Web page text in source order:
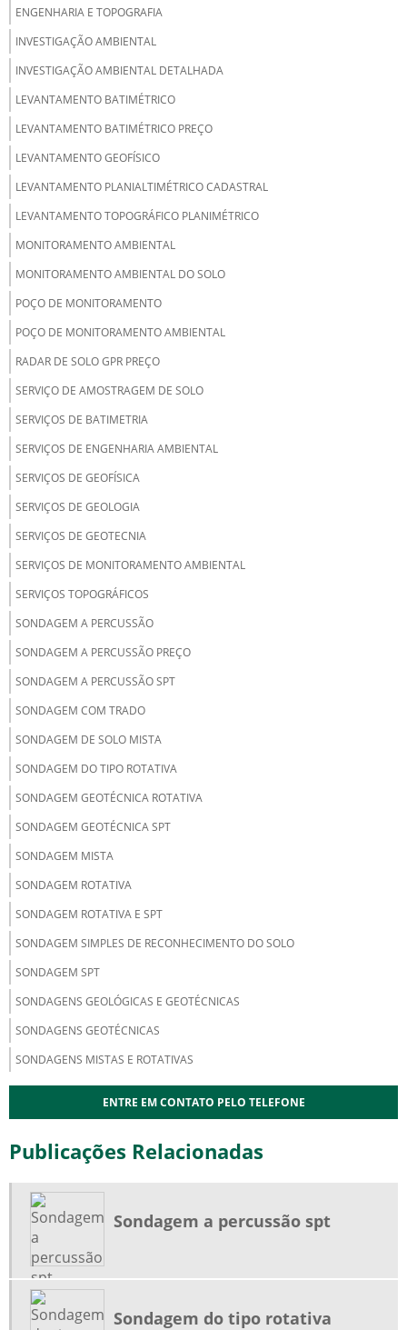
ENGENHARIA E TOPOGRAFIA
INVESTIGAÇÃO AMBIENTAL
INVESTIGAÇÃO AMBIENTAL DETALHADA
LEVANTAMENTO BATIMÉTRICO
LEVANTAMENTO BATIMÉTRICO PREÇO
LEVANTAMENTO GEOFÍSICO
LEVANTAMENTO PLANIALTIMÉTRICO CADASTRAL
LEVANTAMENTO TOPOGRÁFICO PLANIMÉTRICO
MONITORAMENTO AMBIENTAL
MONITORAMENTO AMBIENTAL DO SOLO
POÇO DE MONITORAMENTO
POÇO DE MONITORAMENTO AMBIENTAL
RADAR DE SOLO GPR PREÇO
SERVIÇO DE AMOSTRAGEM DE SOLO
SERVIÇOS DE BATIMETRIA
SERVIÇOS DE ENGENHARIA AMBIENTAL
SERVIÇOS DE GEOFÍSICA
SERVIÇOS DE GEOLOGIA
SERVIÇOS DE GEOTECNIA
SERVIÇOS DE MONITORAMENTO AMBIENTAL
SERVIÇOS TOPOGRÁFICOS
SONDAGEM A PERCUSSÃO
SONDAGEM A PERCUSSÃO PREÇO
SONDAGEM A PERCUSSÃO SPT
SONDAGEM COM TRADO
SONDAGEM DE SOLO MISTA
SONDAGEM DO TIPO ROTATIVA
SONDAGEM GEOTÉCNICA ROTATIVA
SONDAGEM GEOTÉCNICA SPT
SONDAGEM MISTA
SONDAGEM ROTATIVA
SONDAGEM ROTATIVA E SPT
SONDAGEM SIMPLES DE RECONHECIMENTO DO SOLO
SONDAGEM SPT
SONDAGENS GEOLÓGICAS E GEOTÉCNICAS
SONDAGENS GEOTÉCNICAS
SONDAGENS MISTAS E ROTATIVAS
ENTRE EM CONTATO PELO TELEFONE
Publicações Relacionadas
Sondagem a percussão spt
Sondagem do tipo rotativa